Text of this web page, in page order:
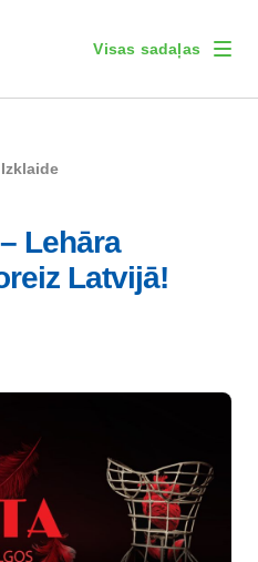
Visas sadaļas
Izklaide
Lehāra
Latvijā!